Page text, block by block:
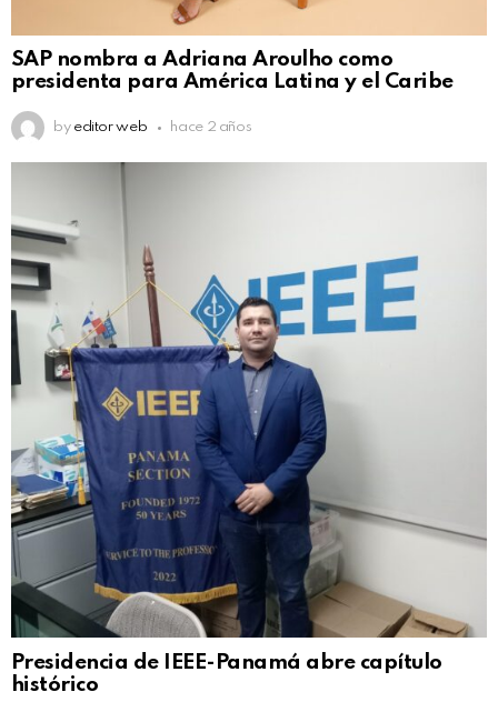
SAP nombra a Adriana Aroulho como
presidenta para América Latina y el Caribe
by editor web hace 2 años
Presidencia de IEEE-Panamá abre capítulo
histórico